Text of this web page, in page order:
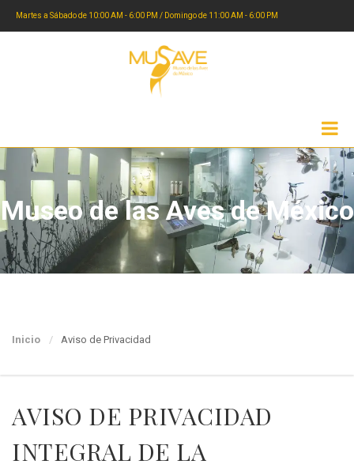
Martes a Sábado de 10:00 AM - 6:00 PM / Domingo de 11:00 AM - 6:00 PM
Museo de las Aves de México
Inicio Aviso de Privacidad
AVISO DE PRIVACIDAD
INTEGRAL DE LA